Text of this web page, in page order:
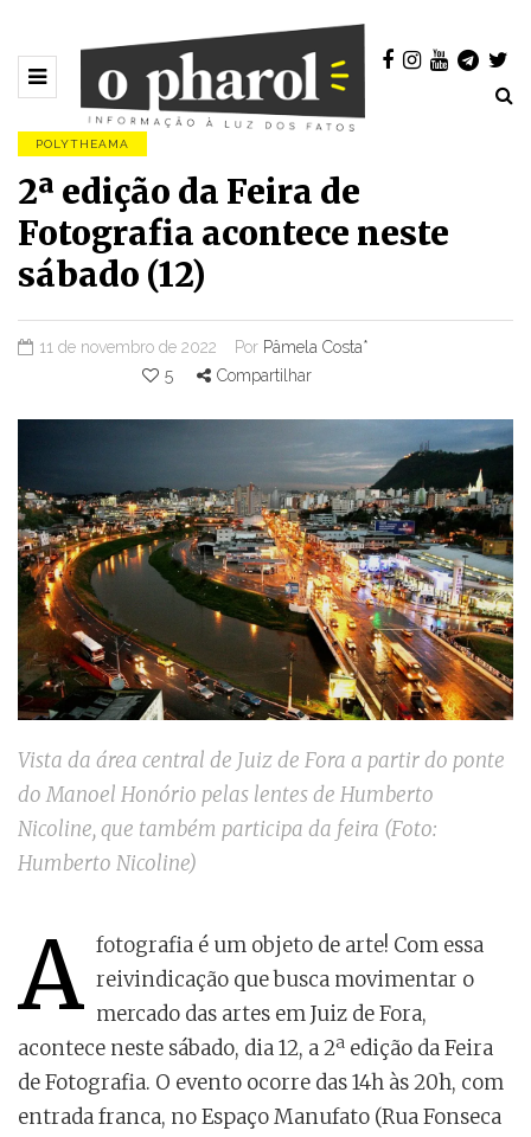
POLYTHEAMA
2ª edição da Feira de
Fotografia acontece neste
sábado (12)
11 de novembro de 2022 Por Pâmela Costa*
5
Compartilhar
Vista da área central de Juiz de Fora a partir do ponte
do Manoel Honório pelas lentes de Humberto
Nicoline, que também participa da feira (Foto:
Humberto Nicoline)
A fotografia é um objeto de arte! Com essa
reivindicação que busca movimentar o
mercado das artes em Juiz de Fora,
acontece neste sábado, dia 12, a 2ª edição da Feira
de Fotografia. O evento ocorre das 14h às 20h, com
entrada franca, no Espaço Manufato (Rua Fonseca